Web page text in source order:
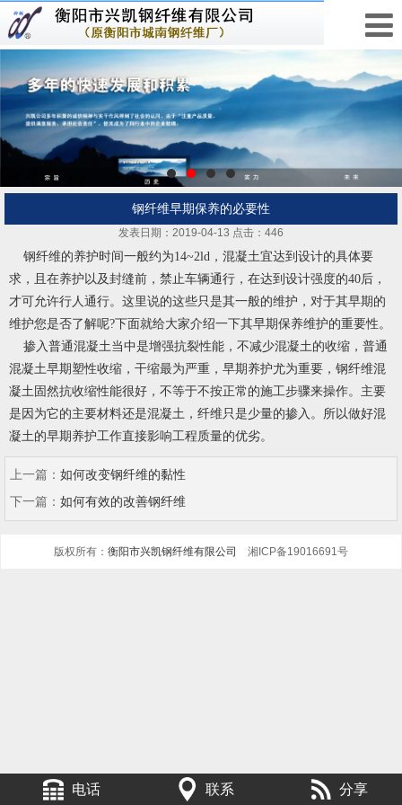
钢纤维早期保养的必要性
发表日期：2019-04-13 点击：446
钢纤维的养护时间一般约为14~2ld，混凝土宜达到设计的具体要
求，且在养护以及封缝前，禁止车辆通行，在达到设计强度的40后，
才可允许行人通行。这里说的这些只是其一般的维护，对于其早期的
维护您是否了解呢?下面就给大家介绍一下其早期保养维护的重要性。
掺入普通混凝土当中是增强抗裂性能，不减少混凝土的收缩，普通
混凝土早期塑性收缩，干缩最为严重，早期养护尤为重要，钢纤维混
凝土固然抗收缩性能很好，不等于不按正常的施工步骤来操作。主要
是因为它的主要材料还是混凝土，纤维只是少量的掺入。所以做好混
凝土的早期养护工作直接影响工程质量的优劣。
上一篇： 如何改变钢纤维的黏性
下一篇： 如何有效的改善钢纤维
版权所有： 衡阳市兴凯钢纤维有限公司 湘ICP备19016691号
电话 联系 分享